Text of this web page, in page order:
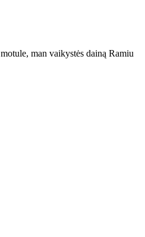
man vaikystės dainą Ramiu